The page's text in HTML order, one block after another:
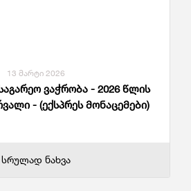
13 მარტი 2026
ვაჭრობა - 2026 წლის
- (ექსპრეს მონაცემები)
სრულად ნახვა